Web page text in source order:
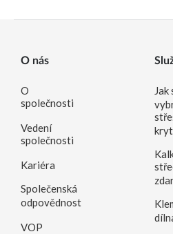
O nás
O
společnosti
Vedení
společnosti
Kariéra
Společenská
odpovědnost
VOP
Jak